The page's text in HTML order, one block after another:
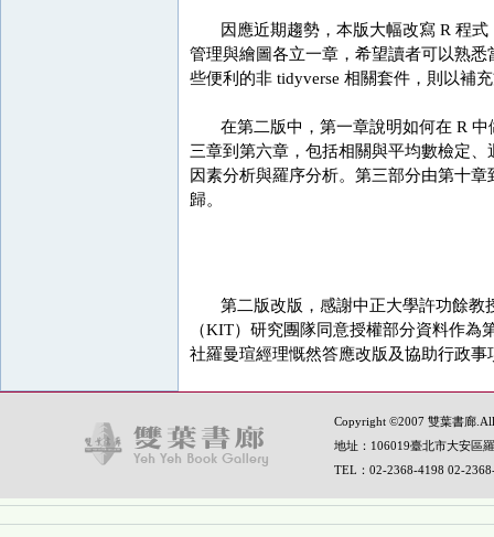
因應近期趨勢，本版大幅改寫 R 程式
管理與繪圖各立一章，希望讀者可以熟
些便利的非 tidyverse 相關套件，則以補
在第二版中，第一章說明如何在 R 中
三章到第六章，包括相關與平均數檢定
因素分析與羅序分析。第三部分由第十
歸。
第二版改版，感謝中正大學許功餘教
（KIT）研究團隊同意授權部分資料作
社羅曼瑄經理慨然答應改版及協助行政事
Copyright ©2007 雙葉書廊.All
地址：106019臺北市大安區
TEL：02-2368-4198 02-